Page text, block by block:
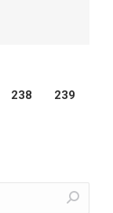
238
239